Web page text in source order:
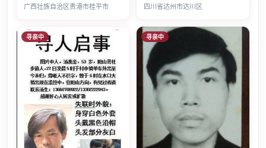
广西壮族自治区贵港市桂平市 四川省达州市达川区
寻亲中 寻亲中